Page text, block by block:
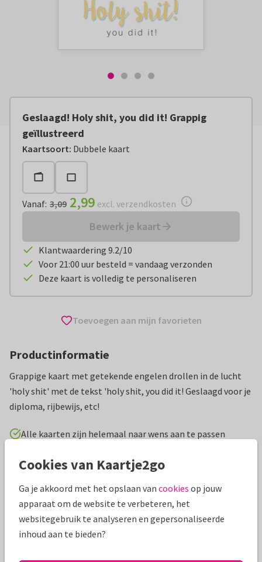
Geslaagd! Holy shit, you did it! Grappig
geïllustreerd
Kaartsoort: Dubbele kaart
Vanaf: € 2,99 excl. verzendkosten
Vanaf: 3,09 2,99 excl. verzendkosten
Bewerk je kaart
Klantwaardering 9.2/10
Voor 21:00 uur besteld = vandaag verzonden
Deze kaart is volledig te personaliseren
Toevoegen aan mijn favorieten
Productinformatie
Grappige kaart met getekende engelen drollen in de lucht
'holy shit' met de tekst 'holy shit, you did it! Geslaagd voor je
diploma, rijbewijs, etc!
Alle kaarten zijn helemaal naar wens aan te passen
Geslaagd kaarten Tante Kaartje
Specificaties bij deze kaart
Papiersoort: Kies uit 6 luxe papiersoorten
Cookies van Kaartje2go
Ga je akkoord met het opslaan van cookies op jouw
apparaat om de website te verbeteren, het
websitegebruik te analyseren en gepersonaliseerde
inhoud aan te bieden?